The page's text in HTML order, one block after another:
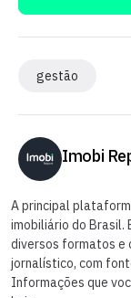
gestão
Imobi
A principal
imobiliário do Brasil.
diversos formatos e
jornalístico, com
Informações que